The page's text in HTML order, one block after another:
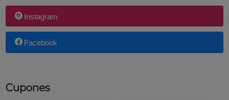
Instagram
Facebook
Cupones